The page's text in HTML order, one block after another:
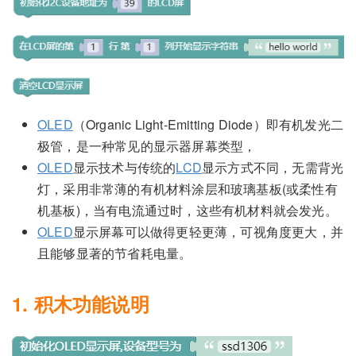
OLED （Organic Light-Emitting Diode）即有机发光二
极管，是一种常见的显示器屏幕类型，
OLED显示技术与传统的LCD显示方式不同，无需背光
灯，采用非常薄的有机材料涂层和玻璃基板(或柔性有
机基板)，当有电流通过时，这些有机材料就会发光。
OLED显示屏幕可以做得更轻更薄，可视角度更大，并
且能够显著的节省耗电量。
1. 积木功能说明